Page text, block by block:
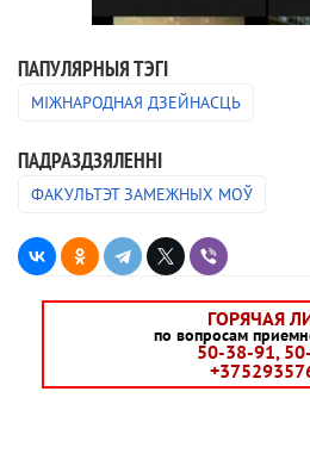
ПАПУЛЯРНЫЯ ТЭГІ
МІЖНАРОДНАЯ ДЗЕЙНАСЦЬ
ПАДРАЗДЗЯЛЕННI
ФАКУЛЬТЭТ ЗАМЕЖНЫХ МОЎ
ГОРЯЧАЯ
по вопросам
50-38-91,